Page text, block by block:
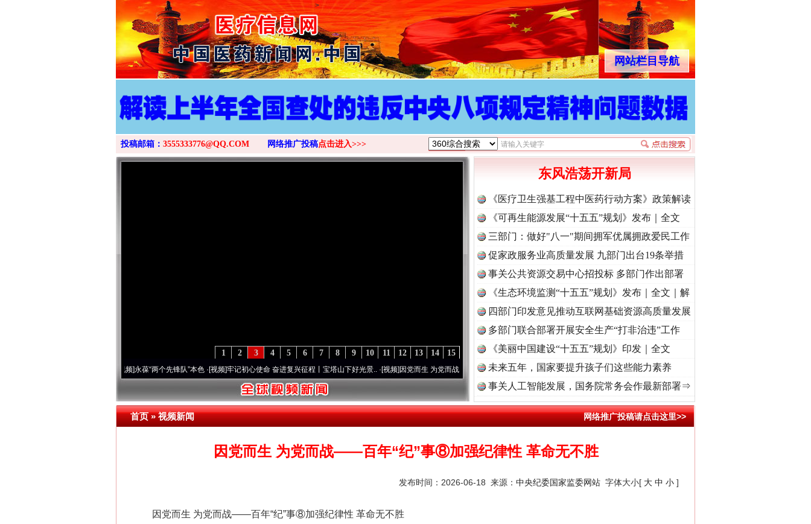
>
网站栏目导航
投稿邮箱： 3555333776@QQ.COM 网络推广投稿点击进入>>>
15
14
13
12
11
10
9
8
7
6
5
4
3
2
1
永葆“两个先锋队”本色·[视频]牢记初心使命 奋进复兴征程丨宝塔山下好光景..·[视频]因党而生 为党而战——百年“纪”事⑧加强纪律..·[视频] 牢记初心使命 奋进复兴征程丨“转折之城”激荡..
东风浩荡开新局
《医疗卫生强基工程中医药行动方案》政策解读
《可再生能源发展“十五五”规划》发布｜全文
三部门：做好"八一"期间拥军优属拥政爱民工作
促家政服务业高质量发展 九部门出台19条举措
事关公共资源交易中心招投标 多部门作出部署
《生态环境监测“十五五”规划》发布｜全文｜解
读
四部门印发意见推动互联网基础资源高质量发展
多部门联合部署开展安全生产“打非治违”工作
《美丽中国建设“十五五”规划》印发｜全文
未来五年，国家要提升孩子们这些能力素养
事关人工智能发展，国务院常务会作最新部署⇒
首页»视频新闻 网络推广投稿请点击这里>>
因党而生 为党而战——百年“纪”事⑧加强纪律性 革命无不胜
发布时间：2026-06-18 来源： 中央纪委国家监委网站 字体大小[ 大 中 小 ]
因党而生 为党而战——百年“纪”事⑧加强纪律性 革命无不胜